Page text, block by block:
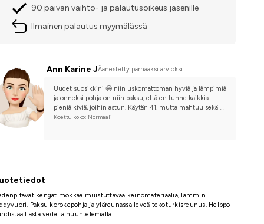
90 päivän vaihto- ja palautusoikeus jäsenille
Ilmainen palautus myymälässä
Ann Karine JÄänestetty parhaaksi arvioksi
Uudet suosikkini 🤩 niin uskomattoman hyviä ja lämpimiä
ja onneksi pohja on niin paksu, että en tunne kaikkia
pieniä kiviä, joihin astun. Käytän 41, mutta mahtuu sekä
tyttäreni 40:een että omaani 41👌
Koettu koko: Normaali
kengät mokkaa muistuttavaa keinomateriaalia, lämmin
Paksu korokepohja ja yläreunassa leveä tekoturkisreunus. Helppo
liasta vedellä huuhtelemalla.